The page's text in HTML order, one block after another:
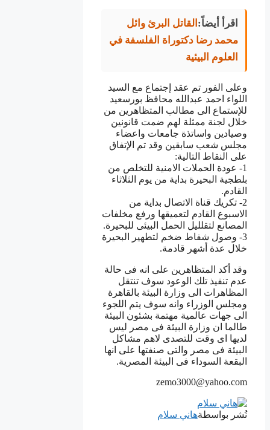
اقرأ أيضاً: القاتل البرئ وائل
محمد رضا دكتوراة الفلسفة في
العلوم البيئية
وعلى الفور تم عقد إجتماع مع السيد
اللواء احمد عبدالله محافظ بورسعيد
للإستماع الى مطالب المتظاهرين من
خلال لجنة ممثلة لهم ضمت قانونين
وصيادين واساتذة جامعات واعضاء
مجلس شعب سابقين وقد تم الإتفاق
على النقاط التالية:
1- عودة الحملات الامنية للتخلص من
بلطجية البحيرة بداية من يوم الثلاثاء
القادم.
2- تكريك قناة الاتصال بداية من
الاسبوع القادم لتعميقها ورفع مخلفات
المصانع لتقلليل الحمل البيئى للبحيرة.
3- وصول شفاط ضخم لتطهير البحيرة
خلال عدة أشهر قادمة.
وقد أكد المتظاهرين على انه فى حالة
عدم تنفيذ تلك الوعود سوف تنتقل
المظاهرات الى وزارة البيئة بالقاهرة
ومجلس الوزراء وانه سوف يتم اللجوء
الى جهات عالمية مهتمة بشئون البيئة
طالما ان وزارة البيئة فى مصر ليس
لديها اى وقت للتصدى لاهم مشاكل
البيئة فى مصر والتى صنفتها على انها
البقعة السوداء فى البيئة المصرية.
zemo3000@yahoo.com
نُشر بواسطةهاني سلام